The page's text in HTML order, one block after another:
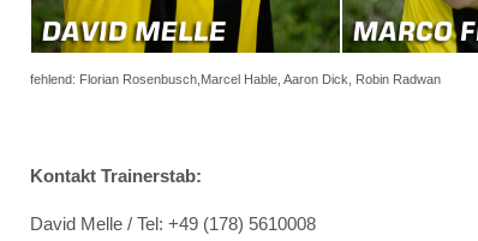
fehlend: Florian Rosenbusch,Marcel Hable, Aaron Dick, Robin Radwan
Kontakt Trainerstab:
David Melle / Tel: +49 (178) 5610008